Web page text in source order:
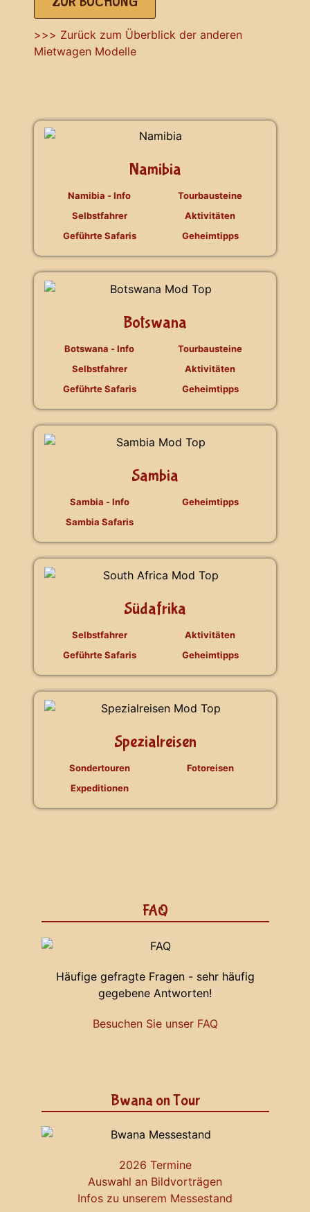
>>> Zurück zum Überblick der anderen
Mietwagen Modelle
Namibia
Namibia - Info
Selbstfahrer
Geführte Safaris
Tourbausteine
Aktivitäten
Geheimtipps
Botswana
Botswana - Info
Selbstfahrer
Geführte Safaris
Tourbausteine
Aktivitäten
Geheimtipps
Sambia
Sambia - Info
Sambia Safaris
Geheimtipps
Südafrika
Selbstfahrer
Geführte Safaris
Aktivitäten
Geheimtipps
Spezialreisen
Sondertouren
Expeditionen
Fotoreisen
FAQ
Häufige gefragte Fragen - sehr häufig
gegebene Antworten!
Besuchen Sie unser FAQ
Bwana on Tour
2026 Termine
Auswahl an Bildvorträgen
Infos zu unserem Messestand